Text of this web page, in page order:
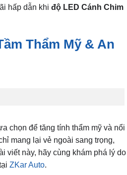
hấp dẫn khi độ LED Cánh Chim
Thẩm Mỹ & An
chọn để tăng tính thẩm mỹ và nổi
mang lại vẻ ngoài sang trọng,
viết này, hãy cùng khám phá lý do
ZKar Auto.